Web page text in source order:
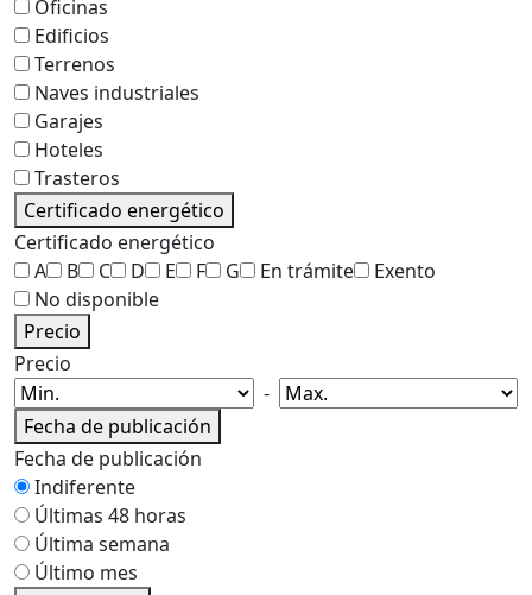
Oficinas
Edificios
Terrenos
Naves industriales
Garajes
Hoteles
Trasteros
Certificado energético
Certificado energético
A
B C D E F G En trámite
Exento
No disponible
Precio
Precio
-
Fecha de publicación
Fecha de publicación
Indiferente
Últimas 48 horas
Última semana
Último mes